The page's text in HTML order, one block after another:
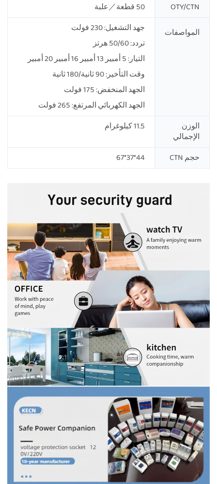
OTY/CTN
50 قطعة／علبة
المواصفات
جهد التشغيل: 230 فولت
تردد: 50/60 هرتز
التيار: 5 أمبير 13 أمبير 16 أمبير 20 أمبير
وقت التأخير: 90 ثانية/180 ثانية
الجهد المنخفض: 175 فولت
الجهد الكهربائي المرتفع: 265 فولت
الوزن
الإجمالي
11.5 كيلوغرام
حجم CTN 44*37*67